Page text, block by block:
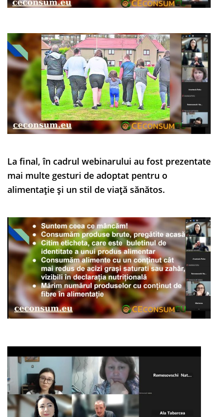
La final, în cadrul webinarului au fost prezentate
mai multe gesturi de adoptat pentru o
alimentație și un stil de viață sănătos.